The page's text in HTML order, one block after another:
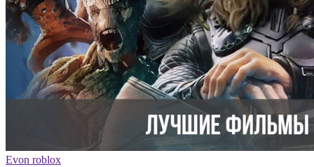
Evon roblox